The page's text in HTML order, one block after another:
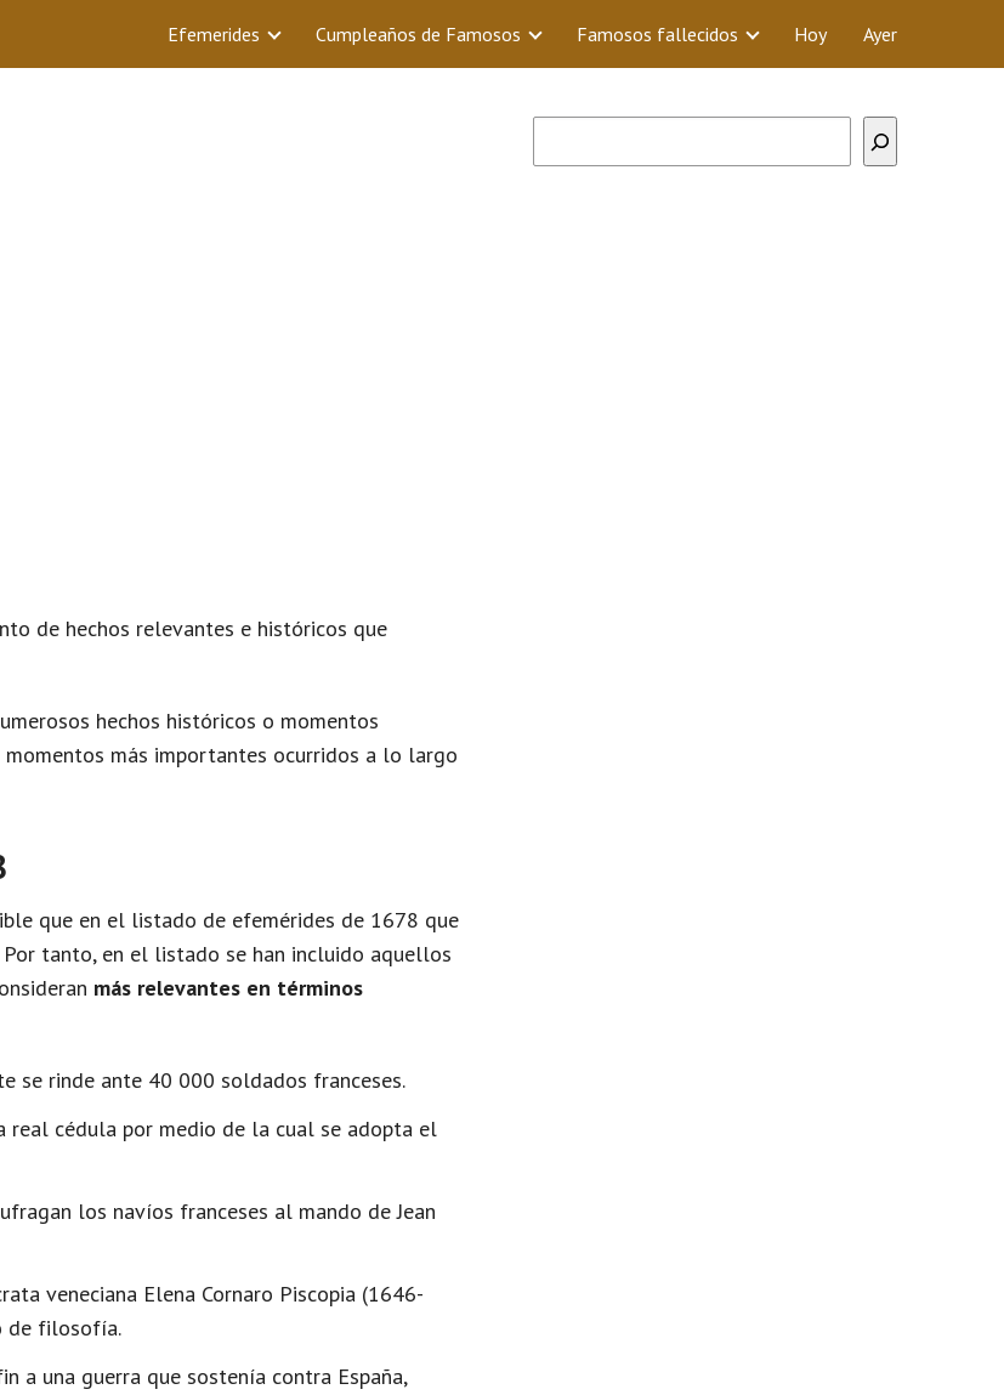
Efemerides Cumpleaños de Famosos Famosos fallecidos Hoy Ayer
de hechos relevantes e históricos que
hechos históricos o momentos
más importantes ocurridos a lo largo
que en el listado de efemérides de 1678 que
tanto, en el listado se han incluido aquellos
más relevantes en términos
se rinde ante 40 000 soldados franceses.
real cédula por medio de la cual se adopta el
los navíos franceses al mando de Jean
veneciana Elena Cornaro Piscopia (1646-
de filosofía.
a una guerra que sostenía contra España,